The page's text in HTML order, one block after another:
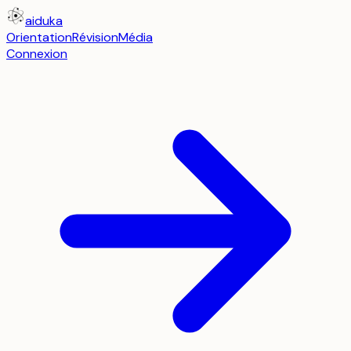
aiduka
OrientationRévisionMédia
Connexion